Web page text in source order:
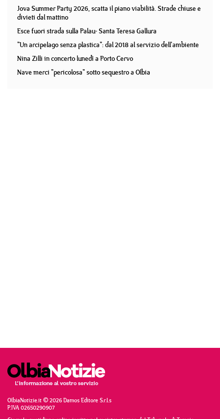
Jova Summer Party 2026, scatta il piano viabilità. Strade chiuse e
divieti dal mattino
Esce fuori strada sulla Palau- Santa Teresa Gallura
"Un arcipelago senza plastica": dal 2018 al servizio dell'ambiente
Nina Zilli in concerto lunedì a Porto Cervo
Nave merci "pericolosa" sotto sequestro a Olbia
OlbiaNotizie.it © 2026 Damos Editore S.r.l.s
P.IVA 02650290907